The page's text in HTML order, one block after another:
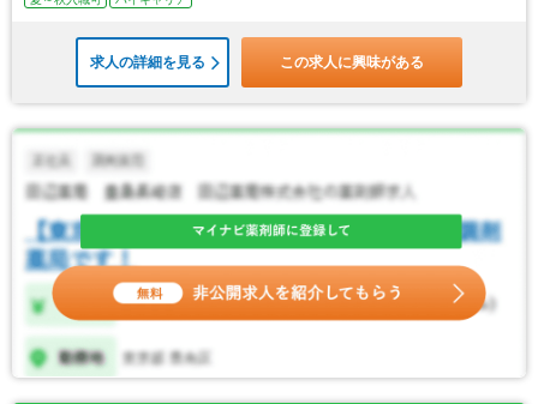
求人の詳細を見る この求人に興味がある